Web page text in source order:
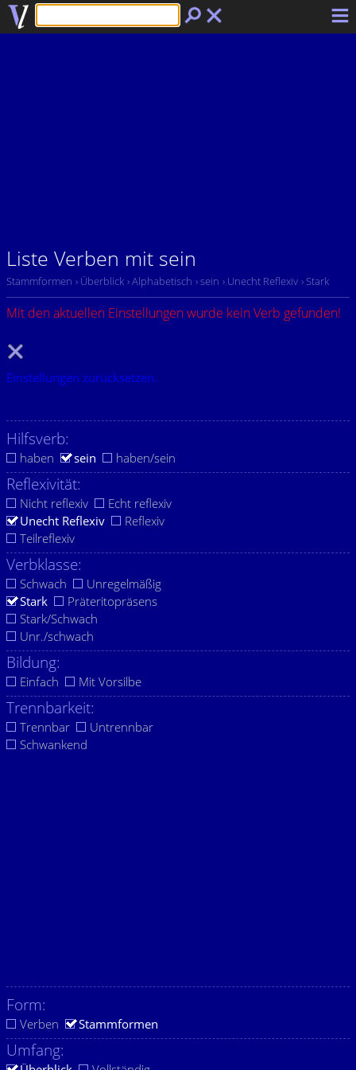
Liste Verben mit sein
Stammformen › Überblick › Alphabetisch › sein › Unecht Reflexiv › Stark
Mit den aktuellen Einstellungen wurde kein Verb gefunden!
Einstellungen zurücksetzen.
Hilfsverb:
haben sein haben/sein
Reflexivität:
Nicht reflexiv
Echt reflexiv
Unecht Reflexiv
Reflexiv
Teilreflexiv
Verbklasse:
Schwach
Unregelmäßig
Stark
Präteritopräsens
Stark/Schwach
Unr./schwach
Bildung:
Einfach Mit Vorsilbe
Trennbarkeit:
Trennbar
Untrennbar
Schwankend
Form:
Verben Stammformen
Umfang: